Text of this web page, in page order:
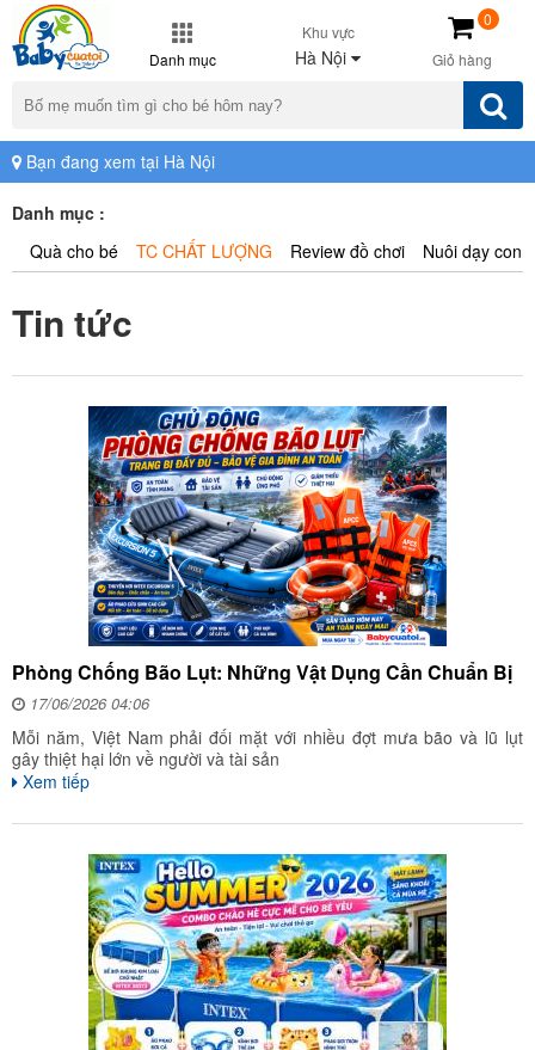
Danh mục
Khu vực
Hà Nội Giỏ hàng
0
Bạn đang xem tại Hà Nội
Danh mục :
Quà cho bé
TC CHẤT LƯỢNG Review đồ chơi Nuôi dạy con
Tin tức
Phòng Chống Bão Lụt: Những Vật Dụng Cần Chuẩn Bị
17/06/2026 04:06
Mỗi năm, Việt Nam phải đối mặt với nhiều đợt mưa bão và lũ lụt
gây thiệt hại lớn về người và tài sản
Xem tiếp